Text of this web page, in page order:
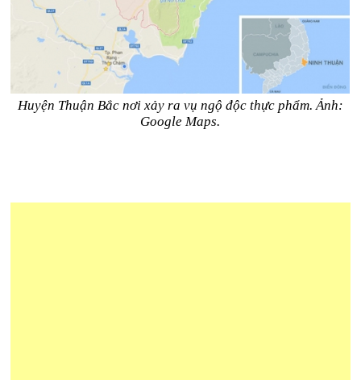
Huyện Thuận Bắc nơi xảy ra vụ ngộ độc thực phẩm. Ảnh:
Google Maps.